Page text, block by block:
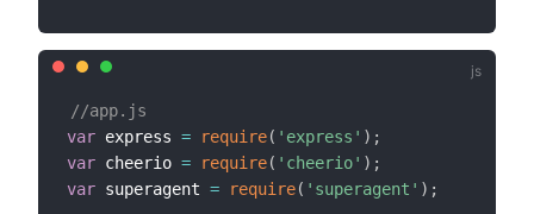
//app.js
var express = require( 'express' ) ;
var cheerio = require( 'cheerio' ) ;
var superagent = require( 'superagent' ) ;